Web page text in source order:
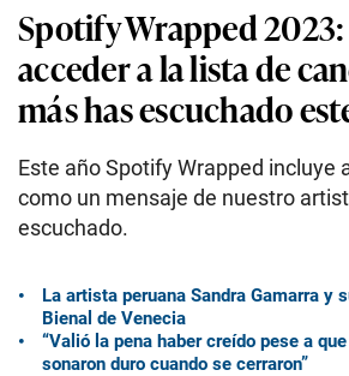
Spotify Wrapped
acceder a la lista de
más has escuchado
Este año Spotify Wrapped incluye
como un mensaje de nuestro
escuchado.
La artista peruana Sandra Gamarra y
Bienal de Venecia
“Valió la pena haber creído pese a
sonaron duro cuando se cerraron”